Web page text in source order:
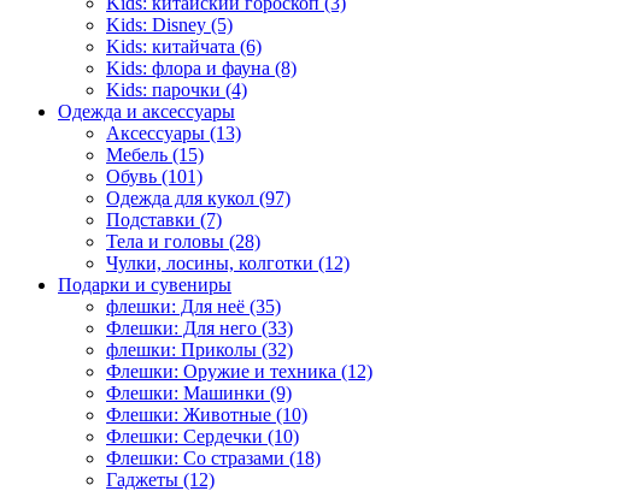
Kids: Disney (5)
Kids: китайчата (6)
Kids: флора и фауна (8)
Kids: парочки (4)
Одежда и аксессуары
Аксессуары (13)
Мебель (15)
Обувь (101)
Одежда для кукол (97)
Подставки (7)
Тела и головы (28)
Чулки, лосины, колготки (12)
Подарки и сувениры
флешки: Для неё (35)
Флешки: Для него (33)
флешки: Приколы (32)
Флешки: Оружие и техника (12)
Флешки: Машинки (9)
Флешки: Животные (10)
Флешки: Сердечки (10)
Флешки: Со стразами (18)
Гаджеты (12)